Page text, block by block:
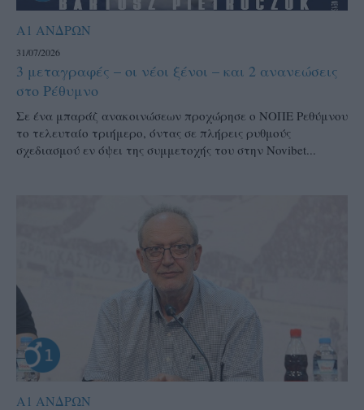
Α1 ΑΝΔΡΩΝ
31/07/2026
3 μεταγραφές – οι νέοι ξένοι – και 2 ανανεώσεις
στο Ρέθυμνο
Σε ένα μπαράζ ανακοινώσεων προχώρησε ο ΝΟΠΕ Ρεθύμνου
το τελευταίο τριήμερο, όντας σε πλήρεις ρυθμούς
σχεδιασμού εν όψει της συμμετοχής του στην Novibet...
Α1 ΑΝΔΡΩΝ